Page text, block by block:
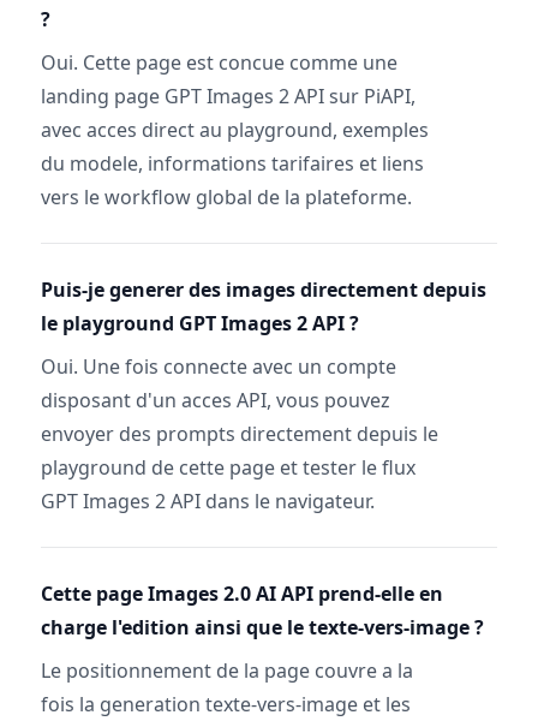
?
Oui. Cette page est concue comme une
landing page GPT Images 2 API sur PiAPI,
avec acces direct au playground, exemples
du modele, informations tarifaires et liens
vers le workflow global de la plateforme.
Puis-je generer des images directement depuis
le playground GPT Images 2 API ?
Oui. Une fois connecte avec un compte
disposant d'un acces API, vous pouvez
envoyer des prompts directement depuis le
playground de cette page et tester le flux
GPT Images 2 API dans le navigateur.
Cette page Images 2.0 AI API prend-elle en
charge l'edition ainsi que le texte-vers-image ?
Le positionnement de la page couvre a la
fois la generation texte-vers-image et les